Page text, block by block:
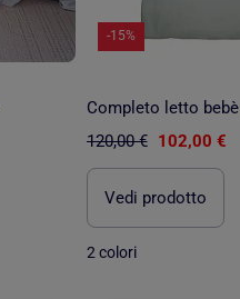
-15%
120,00 € 102,00 €
Vedi prodotto
2 colori